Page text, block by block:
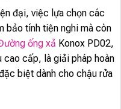
đại, việc lựa chọn các
bảo tính tiện nghi mà còn
ống xả Konox PD02,
cao cấp, là giải pháp hoàn
biệt dành cho chậu rửa